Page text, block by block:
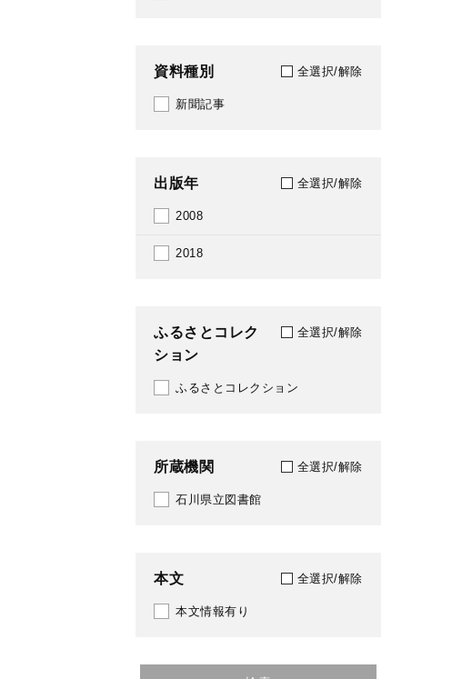
資料種別 全選択/解除
新聞記事
出版年 全選択/解除
2008
2018
ふるさとコレク
ション
全選択/解除
ふるさとコレクション
所蔵機関 全選択/解除
石川県立図書館
本文 全選択/解除
本文情報有り